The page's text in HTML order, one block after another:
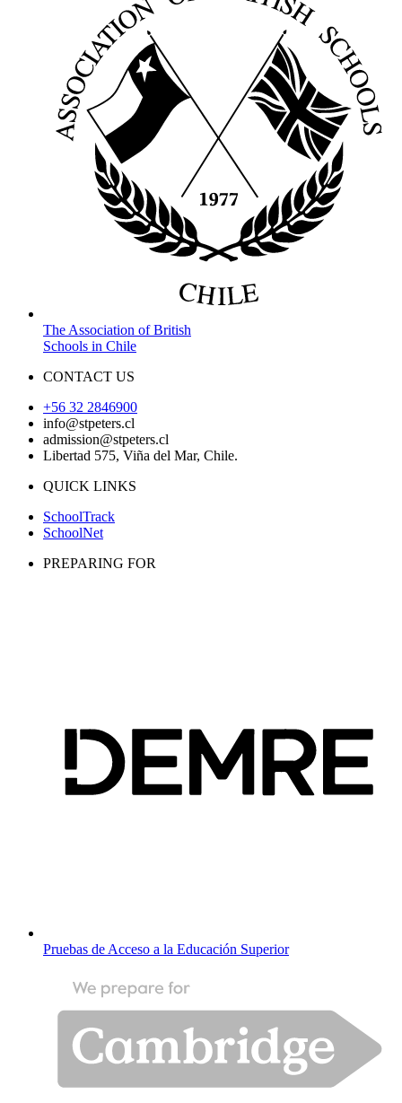
The Association of British
Schools in Chile
CONTACT US
+56 32 2846900
info@stpeters.cl
admission@stpeters.cl
Libertad 575, Viña del Mar, Chile.
QUICK LINKS
SchoolTrack
SchoolNet
PREPARING FOR
Pruebas de Acceso a la Educación Superior